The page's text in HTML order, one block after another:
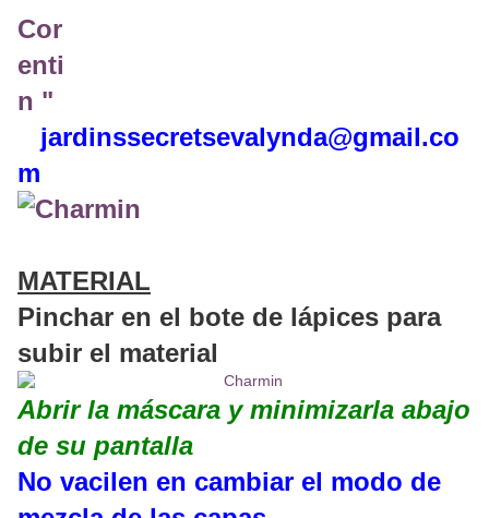
jardinssecretsevalynda@gmail.co
m
MATERIAL
Pinchar en el bote de lápices para
subir el material
Abrir la máscara y minimizarla abajo
de su pantalla
No vacilen en cambiar el modo de